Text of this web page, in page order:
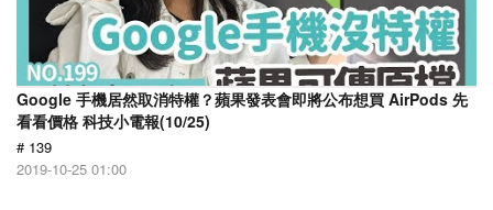
Google 手機居然取消特權？蘋果發表會即將公布想買 AirPods 先
看看價格 科技小電報(10/25)
# 139
2019-10-25 01:00